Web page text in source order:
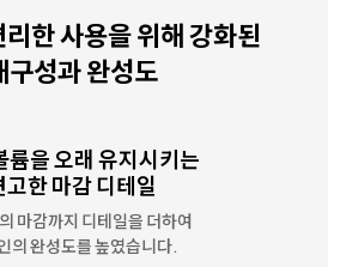
한 사용을 위해 강화된
구성과 완성도
륨을 오래 유지시키는
고한 마감 디테일
마감까지 디테일을 더하여
의 완성도를 높였습니다.